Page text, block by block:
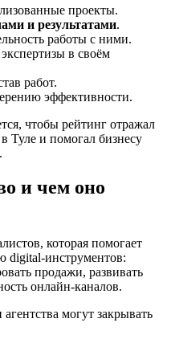
проекты.
и результатами.
работы с ними.
в своём
работ.
эффективности.
чтобы рейтинг отражал
Туле и помогал бизнесу
и чем оно
которая помогает
digital-инструментов:
продажи, развивать
онлайн-каналов.
могут закрывать